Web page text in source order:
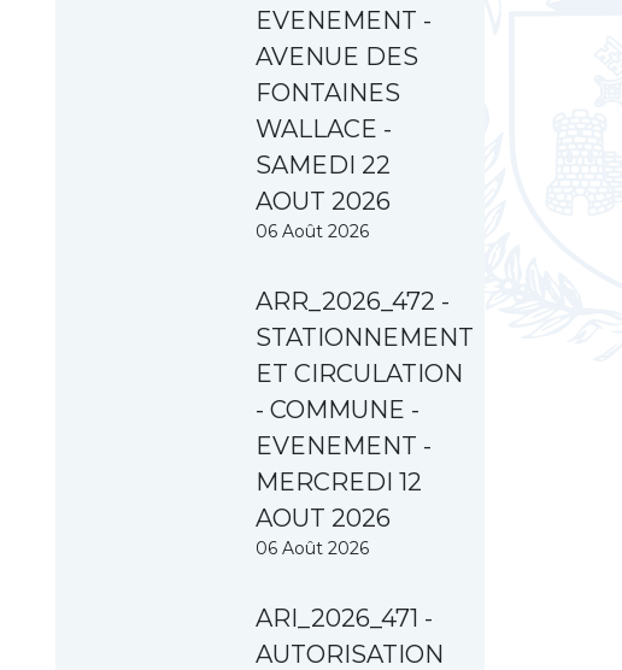
EVENEMENT -
AVENUE DES
FONTAINES
WALLACE -
SAMEDI 22
AOUT 2026
06 Août 2026
ARR_2026_472 -
STATIONNEMENT
ET CIRCULATION
- COMMUNE -
EVENEMENT -
MERCREDI 12
AOUT 2026
06 Août 2026
ARI_2026_471 -
AUTORISATION